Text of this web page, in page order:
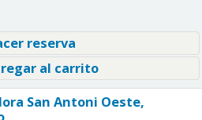
reserva
al carrito
San Antoni Oeste,